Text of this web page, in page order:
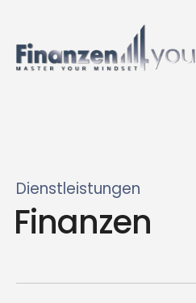
Dienstleistungen
Finanzen